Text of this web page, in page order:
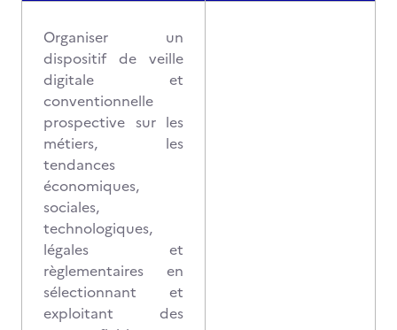
Organiser un
dispositif de veille
digitale et
conventionnelle
prospective sur les
métiers, les
tendances
économiques,
sociales,
technologiques,
légales et
règlementaires en
sélectionnant et
exploitant des